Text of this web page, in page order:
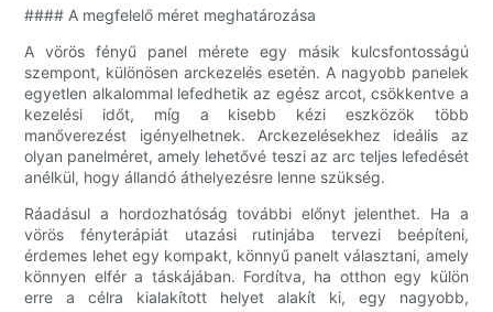
#### A megfelelő méret meghatározása
A vörös fényű panel mérete egy másik kulcsfontosságú
szempont, különösen arckezelés esetén. A nagyobb panelek
egyetlen alkalommal lefedhetik az egész arcot, csökkentve a
kezelési időt, míg a kisebb kézi eszközök több
manőverezést igényelhetnek. Arckezelésekhez ideális az
olyan panelméret, amely lehetővé teszi az arc teljes lefedését
anélkül, hogy állandó áthelyezésre lenne szükség.
Ráadásul a hordozhatóság további előnyt jelenthet. Ha a
vörös fényterápiát utazási rutinjába tervezi beépíteni,
érdemes lehet egy kompakt, könnyű panelt választani, amely
könnyen elfér a táskájában. Fordítva, ha otthon egy külön
erre a célra kialakított helyet alakít ki, egy nagyobb,